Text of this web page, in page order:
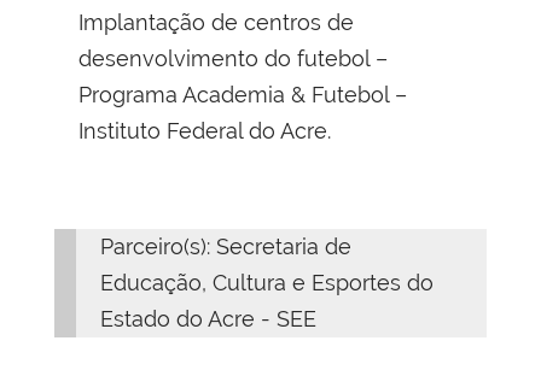
Implantação de centros de
desenvolvimento do futebol –
Programa Academia & Futebol –
Instituto Federal do Acre.
Parceiro(s): Secretaria de
Educação, Cultura e Esportes do
Estado do Acre - SEE